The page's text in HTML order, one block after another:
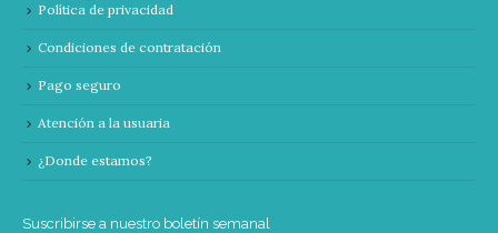
Política de privacidad
Condiciones de contratación
Pago seguro
Atención a la usuaria
¿Donde estamos?
Suscribirse a nuestro boletín semanal